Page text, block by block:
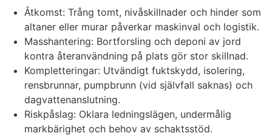
Åtkomst: Trång tomt, nivåskillnader och hinder som
altaner eller murar påverkar maskinval och logistik.
Masshantering: Bortforsling och deponi av jord
kontra återanvändning på plats gör stor skillnad.
Kompletteringar: Utvändigt fuktskydd, isolering,
rensbrunnar, pumpbrunn (vid självfall saknas) och
dagvattenanslutning.
Riskpåslag: Oklara ledningslägen, undermålig
markbärighet och behov av schaktsstöd.